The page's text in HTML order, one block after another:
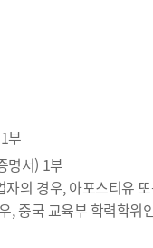
부
명서) 1부
자의 경우, 아포스티유
, 중국 교육부 학력학위